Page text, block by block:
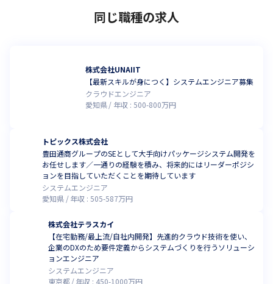
同じ職種の求人
株式会社UNAIIT
【最新スキルが身につく】システムエンジニア募集
クラウドエンジニア
愛知県
年収 : 500-800万円
トピックス株式会社
豊田通商グループのSEとして大手向けパッケージシステム開発を
お任せします／一通りの経験を積み、将来的にはリーダーポジシ
ョンを目指していただくことを期待しています
システムエンジニア
愛知県
年収 :505-587万円
株式会社テラスカイ
【在宅勤務/最上流/自社内開発】先進的クラウド技術を使い、
企業のDXのため要件定義からシステムづくりを行うソリューシ
ョンエンジニア
システムエンジニア
東京都
年収 : 450-1000万円